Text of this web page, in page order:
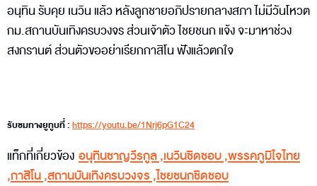
อนุทิน รับคุย เนวิน แล้ว หลังลูกชายอภิปรายกลางสภา ไม่มีวันโหวต
กม.สถานบันเทิงครบวงจร ส่วนเจ้าตัว ไชยชนก แจ้ง จะมาหาช่วง
สงกรานต์ ส่วนตัวขออย่าเรียกกาสิโน ฟังแล้วตกใจ
รับชมทางยูทูบที่ : https://youtu.be/1Nrj6pG1C24
แท็กที่เกี่ยวข้อง อนุทินชาญวีรกูล,เนวินชิดชอบ,พรรคภูมิใจไทย
,กาสิโน,สถานบันเทิงครบวงจร,ไชยชนกชิดชอบ